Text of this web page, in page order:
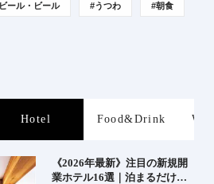
ール・ビール #うつわ #朝食
Food&Drink Work&Local
銀座《ス
が語る、